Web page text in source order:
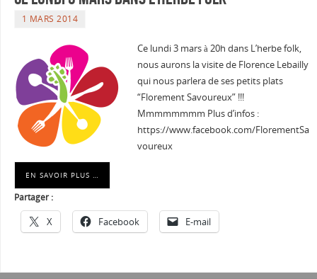
1 MARS 2014
Ce lundi 3 mars à 20h dans L’herbe folk,
nous aurons la visite de Florence Lebailly
qui nous parlera de ses petits plats
“Florement Savoureux” !!!
Mmmmmmmm Plus d’infos :
https://www.facebook.com/FlorementSa
voureux
EN SAVOIR PLUS …
Partager :
X Facebook E-mail